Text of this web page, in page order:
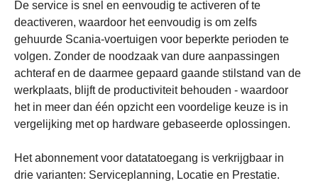
De service is snel en eenvoudig te activeren of te
deactiveren, waardoor het eenvoudig is om zelfs
gehuurde Scania-voertuigen voor beperkte perioden te
volgen. Zonder de noodzaak van dure aanpassingen
achteraf en de daarmee gepaard gaande stilstand van de
werkplaats, blijft de productiviteit behouden - waardoor
het in meer dan één opzicht een voordelige keuze is in
vergelijking met op hardware gebaseerde oplossingen.
Het abonnement voor datatatoegang is verkrijgbaar in
drie varianten: Serviceplanning, Locatie en Prestatie.